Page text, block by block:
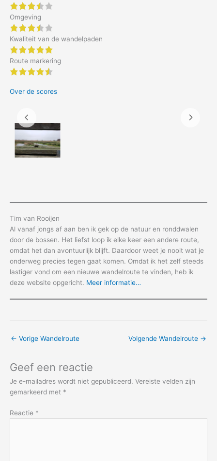
Omgeving
Kwaliteit van de wandelpaden
Route markering
Over de scores
Tim van Rooijen
Al vanaf jongs af aan ben ik gek op de natuur en ronddwalen
door de bossen. Het liefst loop ik elke keer een andere route,
omdat het dan avontuurlijk blijft. Daardoor weet je nooit wat je
onderweg precies tegen gaat komen. Omdat ik het zelf steeds
lastiger vond om een nieuwe wandelroute te vinden, heb ik
deze website opgericht. Meer informatie…
← Vorige Wandelroute Volgende Wandelroute →
Geef een reactie
Je e-mailadres wordt niet gepubliceerd. Vereiste velden zijn
gemarkeerd met *
Reactie *